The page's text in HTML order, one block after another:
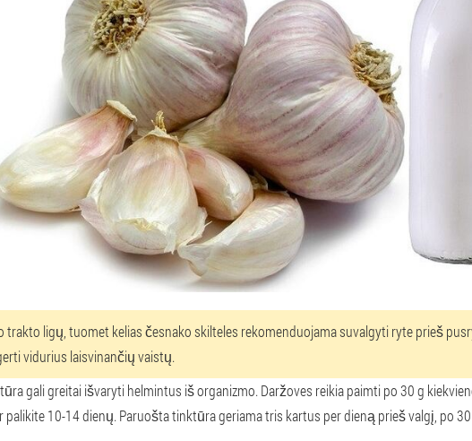
trakto ligų, tuomet kelias česnako skilteles rekomenduojama suvalgyti ryte prieš
vidurius laisvinančių vaistų.
gali greitai išvaryti helmintus iš organizmo. Daržoves reikia paimti po 30 g
palikite 10-14 dienų. Paruošta tinktūra geriama tris kartus per dieną prieš valgį, po